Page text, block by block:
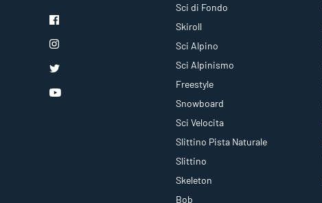
Sci di Fondo
Skiroll
Sci Alpino
Sci Alpinismo
Freestyle
Snowboard
Sci Velocita
Slittino Pista Naturale
Slittino
Skeleton
Bob